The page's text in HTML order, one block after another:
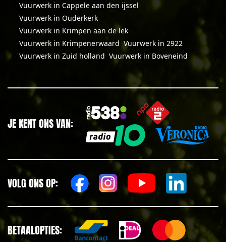
Vuurwerk in Cappele aan den ijssel
Vuurwerk in Ouderkerk
Vuurwerk in Krimpen aan de lek
Vuurwerk in Krimpenerwaard Vuurwerk in 2922
Vuurwerk in Zuid holland Vuurwerk in Boveneind
JE KENT ONS VAN:
VOLG ONS OP:
BETAALOPTIES: